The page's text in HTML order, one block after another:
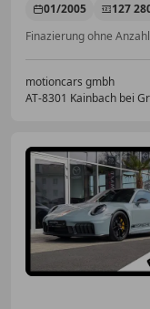
01/2005 127
Finazierung ohne
motioncars gmbh
AT-8301 Kainbach bei